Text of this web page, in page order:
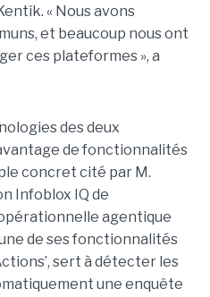
« Nous avons
et beaucoup nous ont
ces plateformes », a
des deux
de fonctionnalités
concret cité par M.
Infoblox IQ de
agentique
de ses fonctionnalités
sert à détecter les
une enquête